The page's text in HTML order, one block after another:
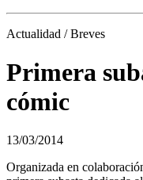
Actualidad / Breves
Primera
cómic
13/03/2014
Organizada en